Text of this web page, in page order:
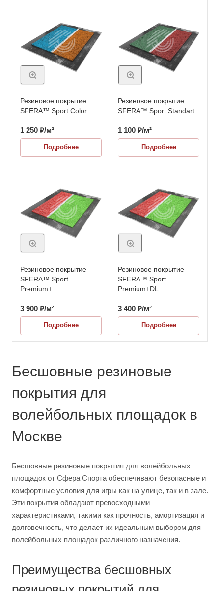
Резиновое покрытие
SFERA™ Sport Color
1 250 ₽/м²
Подробнее
Резиновое покрытие
SFERA™ Sport Standart
1 100 ₽/м²
Подробнее
Резиновое покрытие
SFERA™ Sport
Premium+
3 900 ₽/м²
Подробнее
Резиновое покрытие
SFERA™ Sport
Premium+DL
3 400 ₽/м²
Подробнее
Бесшовные резиновые
покрытия для
волейбольных площадок в
Москве
Бесшовные резиновые покрытия для волейбольных
площадок от Сфера Спорта обеспечивают безопасные и
комфортные условия для игры как на улице, так и в зале.
Эти покрытия обладают превосходными
характеристиками, такими как прочность, амортизация и
долговечность, что делает их идеальным выбором для
волейбольных площадок различного назначения.
Преимущества бесшовных